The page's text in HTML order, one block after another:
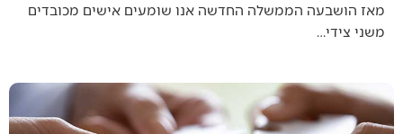
מאז הושבעה הממשלה החדשה אנו שומעים אישים מכובדים
משני צידי…